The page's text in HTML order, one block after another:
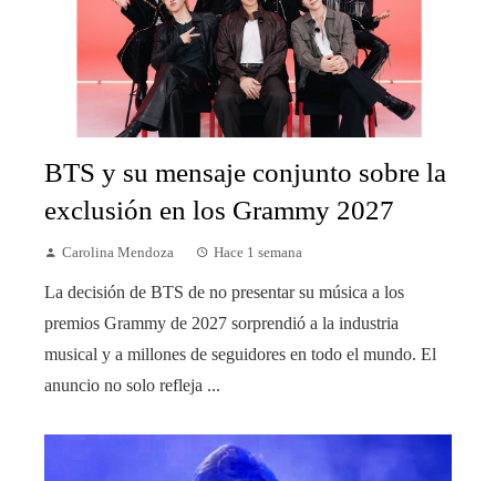
BTS y su mensaje conjunto sobre la
exclusión en los Grammy 2027
Carolina Mendoza Hace 1 semana
La decisión de BTS de no presentar su música a los
premios Grammy de 2027 sorprendió a la industria
musical y a millones de seguidores en todo el mundo. El
anuncio no solo refleja ...